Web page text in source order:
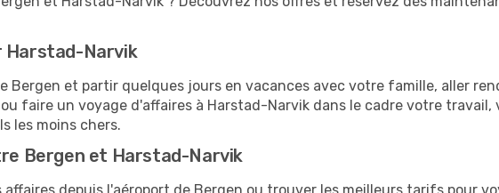
Harstad-Narvik
Bergen et partir quelques jours en vacances avec votre famille, aller
faire un voyage d'affaires à Harstad-Narvik dans le cadre votre travail,
les moins chers.
Bergen et Harstad-Narvik